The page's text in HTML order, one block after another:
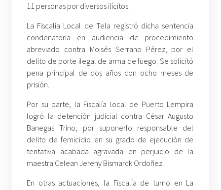
11 personas por diversos ilícitos.
La Fiscalía Local de Tela registró dicha sentencia
condenatoria en audiencia de procedimiento
abreviado contra Moisés Serrano Pérez, por el
delito de porte ilegal de arma de fuego. Se solicitó
pena principal de dos años con ocho meses de
prisión.
Por su parte, la Fiscalía local de Puerto Lempira
logró la detención judicial contra César Augusto
Banegas Trino, por suponerlo responsable del
delito de femicidio en su grado de ejecución de
tentativa acabada agravada en perjuicio de la
maestra Celean Jereny Bismarck Ordoñez.
En otras actuaciones, la Fiscalía de turno en La